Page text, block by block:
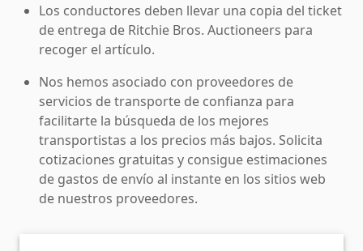
Los conductores deben llevar una copia del ticket
de entrega de Ritchie Bros. Auctioneers para
recoger el artículo.
Nos hemos asociado con proveedores de
servicios de transporte de confianza para
facilitarte la búsqueda de los mejores
transportistas a los precios más bajos. Solicita
cotizaciones gratuitas y consigue estimaciones
de gastos de envío al instante en los sitios web
de nuestros proveedores.